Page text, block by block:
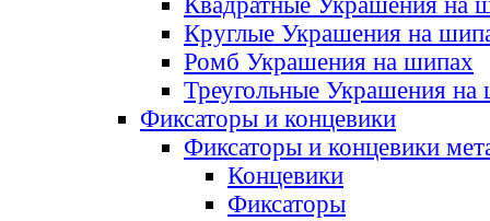
Круглые Украшения на
Ромб Украшения на шипах
Треугольные Украшения на
Фиксаторы и концевики
Фиксаторы и концевики
Концевики
Фиксаторы